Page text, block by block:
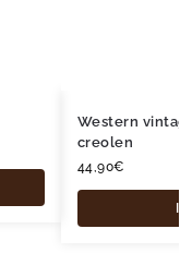
Western
creolen
44,90€